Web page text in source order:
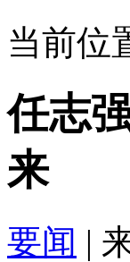
当前位
任志
来
要闻 |